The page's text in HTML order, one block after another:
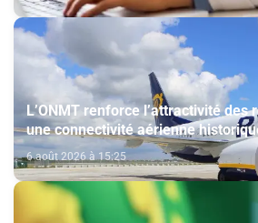
L’ONMT renforce l’attractivité des
une connectivité aérienne
6 août 2026 à 15:25